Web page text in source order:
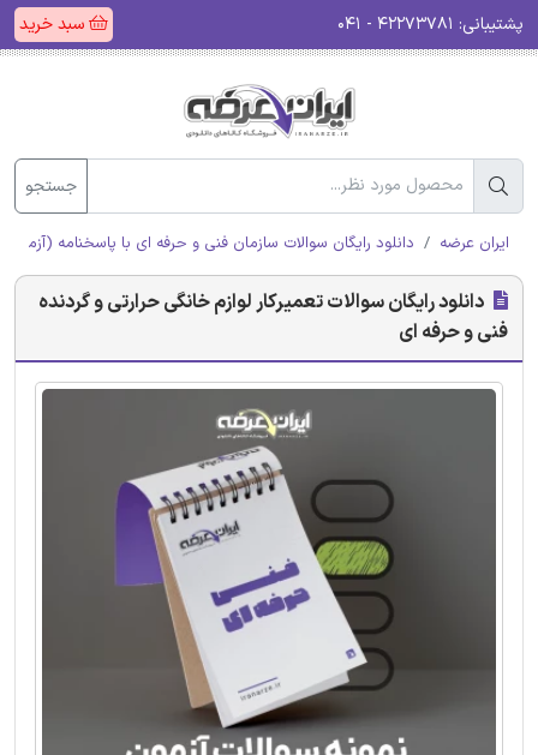
پشتیبانی: سبد خرید
جستجو
ایران عرضه دانلود رایگان سوالات سازمان فنی و حرفه ای با پاسخنامه (آزمون
دانلود رایگان سوالات تعمیرکار لوازم خانگی حرارتی و گردنده
فنی و حرفه ای